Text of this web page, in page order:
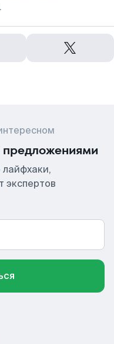
экспертов